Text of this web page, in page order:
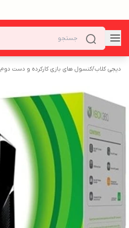
دیجی کلاب/کنسول های بازی کارکرده و دست دوم